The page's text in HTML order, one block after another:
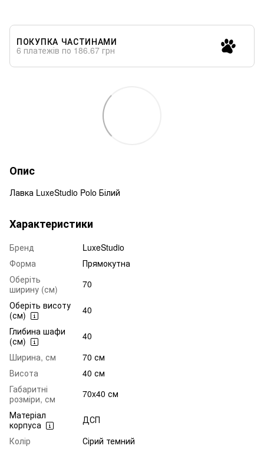
ПОКУПКА ЧАСТИНАМИ
6 платежів по 186.67 грн
Опис
Лавка LuxeStudio Polo Білий
Характеристики
Бренд
LuxeStudio
Форма
Прямокутна
Оберіть
ширину (см)
70
Оберіть висоту
(см)
40
Глибина шафи
(см)
40
Ширина, см
70 см
Висота
40 см
Габаритні
розміри, см
70x40 см
Матеріал
корпуса
ДСП
Колір
Сірий темний